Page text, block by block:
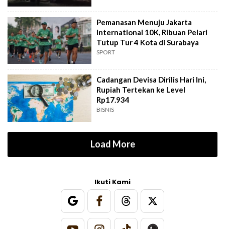
Pemanasan Menuju Jakarta
International 10K, Ribuan Pelari
Tutup Tur 4 Kota di Surabaya
SPORT
Cadangan Devisa Dirilis Hari Ini,
Rupiah Tertekan ke Level
Rp17.934
BISNIS
Load More
Ikuti Kami